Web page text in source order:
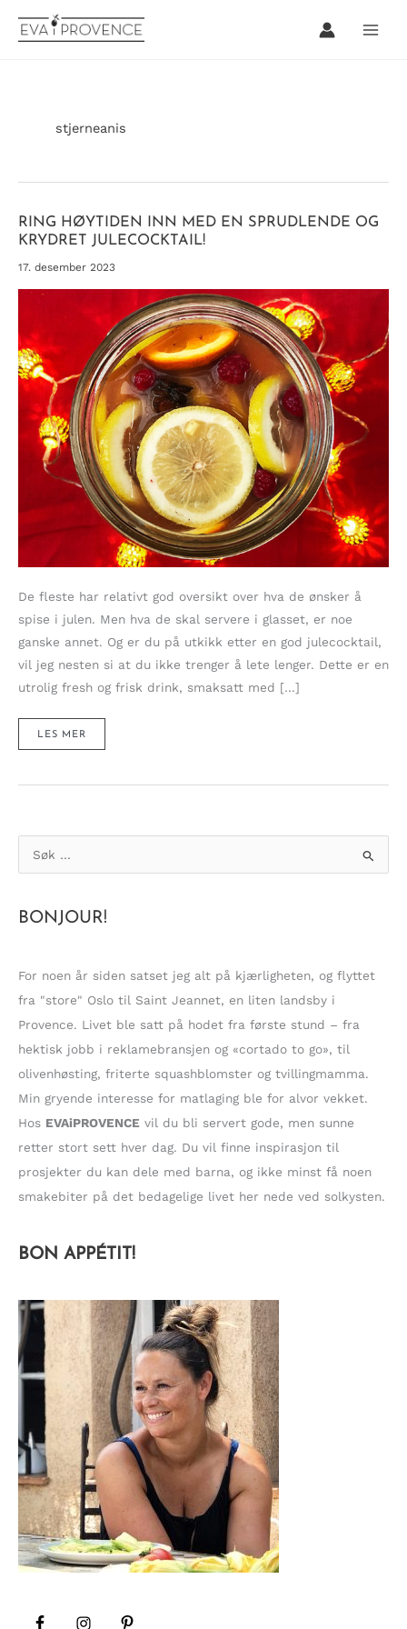
rett
stjerneanis
RING HØYTIDEN INN MED EN SPRUDLENDE OG
KRYDRET JULECOCKTAIL!
17. desember 2023
De fleste har relativt god oversikt over hva de ønsker å
spise i julen. Men hva de skal servere i glasset, er noe
ganske annet. Og er du på utkikk etter en god julecocktail,
vil jeg nesten si at du ikke trenger å lete lenger. Dette er en
utrolig fresh og frisk drink, smaksatt med […]
RING
INN
OG
LES MER
ø
e
t
e
r
:
BONJOUR!
For noen år siden satset jeg alt på kjærligheten, og flyttet
fra "store" Oslo til Saint Jeannet, en liten landsby i
Provence. Livet ble satt på hodet fra første stund – fra
hektisk jobb i reklamebransjen og «cortado to go», til
olivenhøsting, friterte squashblomster og tvillingmamma.
Min gryende interesse for matlaging ble for alvor vekket.
Hos EVAiPROVENCE vil du bli servert gode, men sunne
retter stort sett hver dag. Du vil finne inspirasjon til
prosjekter du kan dele med barna, og ikke minst få noen
smakebiter på det bedagelige livet her nede ved solkysten.
BON APPÉTIT!